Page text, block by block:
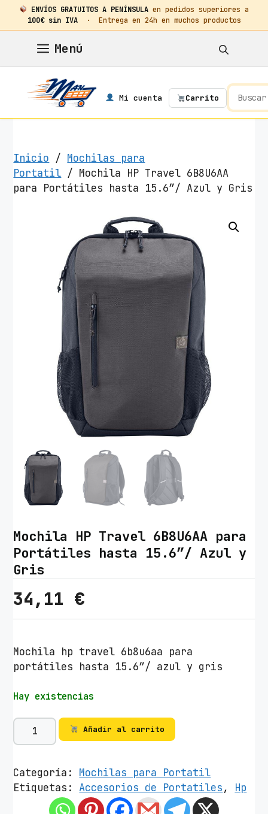
ENVÍOS GRATUITOS A PENÍNSULA en pedidos superiores a
100€ sin IVA· Entrega en 24h en muchos productos
contenido
Menú
Mi cuenta Carrito
Inicio / Mochilas para
Portatil / Mochila HP Travel 6B8U6AA
para Portátiles hasta 15.6″/ Azul y Gris
Mochila HP Travel 6B8U6AA para
Portátiles hasta 15.6″/ Azul y
Gris
34,11 €
Mochila hp travel 6b8u6aa para
portátiles hasta 15.6″/ azul y gris
Hay existencias
M
o
h
i
Añadir al carrito
Categoría: Mochilas para Portatil
Etiquetas: Accesorios de Portatiles, Hp